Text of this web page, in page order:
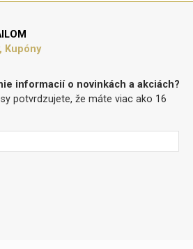
Kupóny
informacií o novinkách a akciách?
potvrdzujete, že máte viac ako 16